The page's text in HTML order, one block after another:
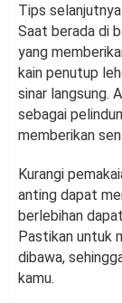
Tips
Saat berada di
yang
kain penutup
sinar langsung.
sebagai
memberikan
Kurangi
anting dapat
berlebihan
Pastikan untuk
dibawa,
kamu.